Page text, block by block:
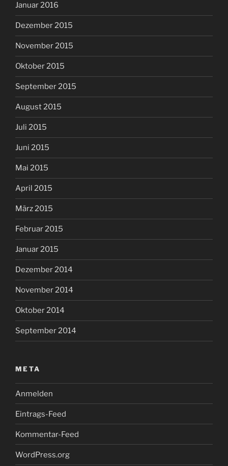
Januar 2016
Dezember 2015
November 2015
Oktober 2015
September 2015
August 2015
Juli 2015
Juni 2015
Mai 2015
April 2015
März 2015
Februar 2015
Januar 2015
Dezember 2014
November 2014
Oktober 2014
September 2014
META
Anmelden
Eintrags-Feed
Kommentar-Feed
WordPress.org